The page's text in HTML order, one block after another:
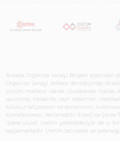
Ankara Organize Sanayi Bölgesi
Organize Sanayi Ankara denildiğinde ilk
çözüm merkezi olarak uluslararası
savunma, havacılık, raylı sistemler,
kolunun altyapısını ve donanımını
Kümelenmesi, Yenilenebilir Enerji ve
üzere ulusal üretim yetenekleriyle de iş
sağlamaktadır. Üretim tecrübesi ve